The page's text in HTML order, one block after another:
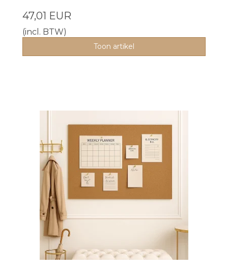
47,01 EUR
(incl. BTW)
Toon artikel